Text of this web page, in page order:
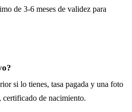
de 3-6 meses de validez para
si lo tienes, tasa pagada y una foto
certificado de nacimiento.